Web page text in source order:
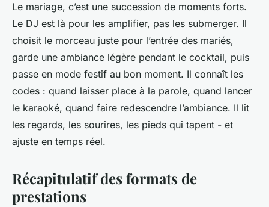
Le mariage, c’est une succession de moments forts.
Le DJ est là pour les amplifier, pas les submerger. Il
choisit le morceau juste pour l’entrée des mariés,
garde une ambiance légère pendant le cocktail, puis
passe en mode festif au bon moment. Il connaît les
codes : quand laisser place à la parole, quand lancer
le karaoké, quand faire redescendre l’ambiance. Il lit
les regards, les sourires, les pieds qui tapent - et
ajuste en temps réel.
Récapitulatif des formats de
prestations